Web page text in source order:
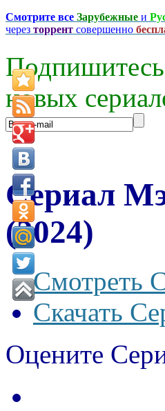
Смотрите все Зарубежные и
через торрент совершенно
новых
Сериал
(2024)
Смотреть
Скачать
Оцените